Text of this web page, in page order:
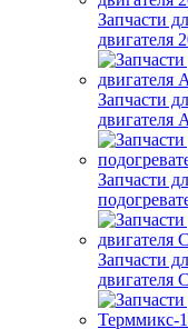
Запчасти
двигателя
Запчасти
Запчасти
Запчасти
двигателя